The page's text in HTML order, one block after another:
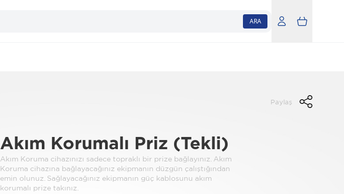
ARA
Paylaş
Akım Korumalı Priz (Tekli)
Akım Koruma cihazınızı sadece topraklı bir prize bağlayınız. Akım
Koruma cihazına bağlayacağınız ekipmanın düzgün çalıştığından
emin olunuz. Sağlayacağınız ekipmanın güç kablosunu akım
korumalı prize takınız.